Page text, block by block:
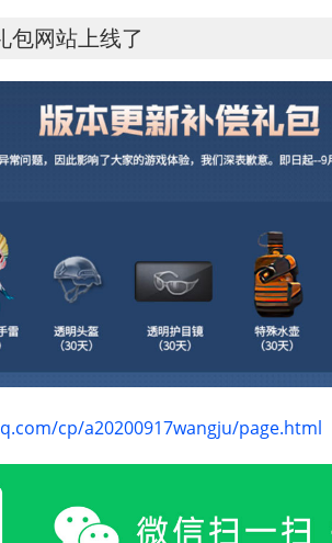
包网站上线了
cp/a20200917wangju/page.html